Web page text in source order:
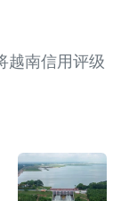
越南信用评级